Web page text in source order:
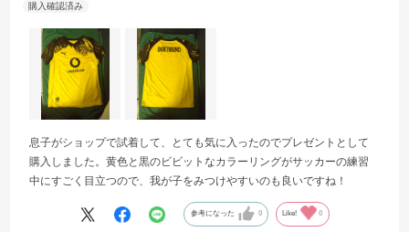
息子がショップで試着して、とても気に入ったのでプレゼントとして
購入しました。黄色と黒のビビットなカラーリングがサッカーの練習
中にすごく目立つので、我が子をみつけやすいのも良いですね！
参考になった 0 Like! 0